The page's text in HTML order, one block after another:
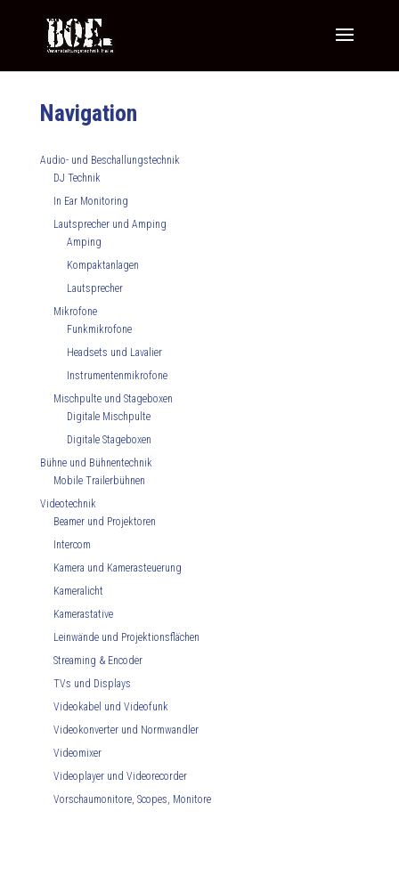
Navigation
Audio- und Beschallungstechnik
DJ Technik
In Ear Monitoring
Lautsprecher und Amping
Amping
Kompaktanlagen
Lautsprecher
Mikrofone
Funkmikrofone
Headsets und Lavalier
Instrumentenmikrofone
Mischpulte und Stageboxen
Digitale Mischpulte
Digitale Stageboxen
Bühne und Bühnentechnik
Mobile Trailerbühnen
Videotechnik
Beamer und Projektoren
Intercom
Kamera und Kamerasteuerung
Kameralicht
Kamerastative
Leinwände und Projektionsflächen
Streaming & Encoder
TVs und Displays
Videokabel und Videofunk
Videokonverter und Normwandler
Videomixer
Videoplayer und Videorecorder
Vorschaumonitore, Scopes, Monitore